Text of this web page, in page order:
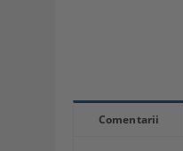
Comentarii